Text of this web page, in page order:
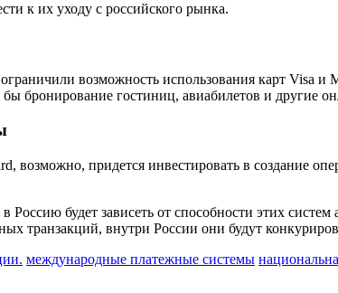
к их уходу с российского рынка.
возможность использования карт Visa
бронирование гостиниц, авиабилетов и другие
возможно, придется инвестировать в создание
Россию будет зависеть от способности этих
транзакций, внутри России они будут
международные платежные системы